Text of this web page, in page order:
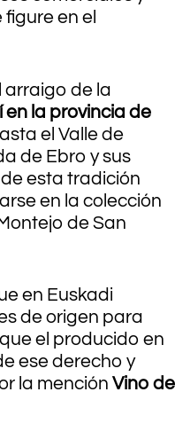
en el
arraigo de la
en la provincia de
el Valle de
de Ebro y sus
esta tradición
en la colección
de San
en Euskadi
de origen para
el producido en
ese derecho y
la mención Vino de